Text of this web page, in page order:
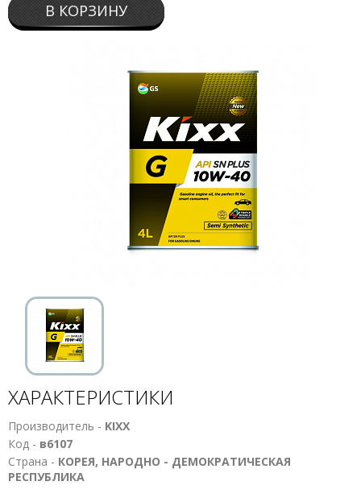
В КОРЗИНУ
ХАРАКТЕРИСТИКИ
Производитель - KIXX
Код - в6107
Страна - КОРЕЯ, НАРОДНО - ДЕМОКРАТИЧЕСКАЯ
РЕСПУБЛИКА